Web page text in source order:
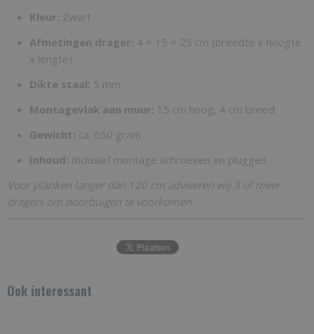
Kleur: Zwart
Afmetingen drager: 4 × 15 × 25 cm (breedte x hoogte
x lengte)
Dikte staal: 5 mm
Montagevlak aan muur: 15 cm hoog, 4 cm breed
Gewicht: ca. 650 gram
Inhoud: Inclusief montage schroeven en pluggen
Voor planken langer dan 120 cm adviseren wij 3 of meer
dragers om doorbuigen te voorkomen.
Ook interessant